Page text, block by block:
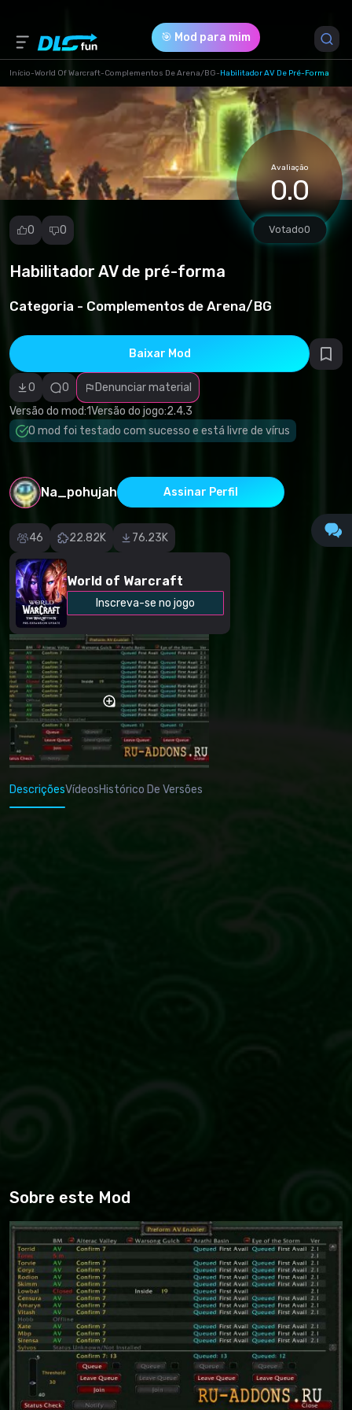
🎯 Mod para mim
Início-World Of Warcraft-Complementos De Arena/BG-Habilitador AV De Pré-Forma
Avaliação
0.0
Votado0
0 0
Habilitador AV de pré-forma
Categoria - Complementos de Arena/BG
Baixar Mod
0 0
Denunciar material
Versão do mod:1Versão do jogo:2.4.3
O mod foi testado com sucesso e está livre de vírus
Na_pohujah Assinar Perfil
46 22.82K 76.23K
World of Warcraft
Inscreva-se no jogo
Denunciar
incorreta
Software
malicioso/vírus
Conteúdo não
funcional
Descrição
DescriçõesVídeosHistórico De Versões
Sobre este Mod
Versão do Jogo *
2.4.3 (64cfaabf58cfe4147a53194656c443c2.zip)
Download (25.27 Kb)